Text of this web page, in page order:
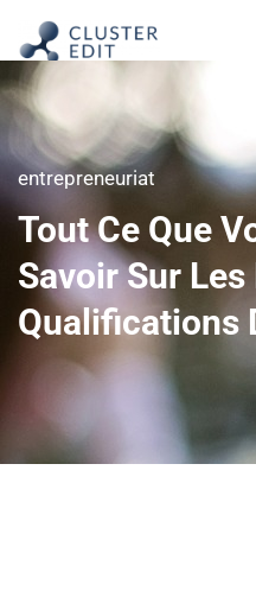
entrepreneuriat
Tout Ce Que
Savoir Sur
Qualifications